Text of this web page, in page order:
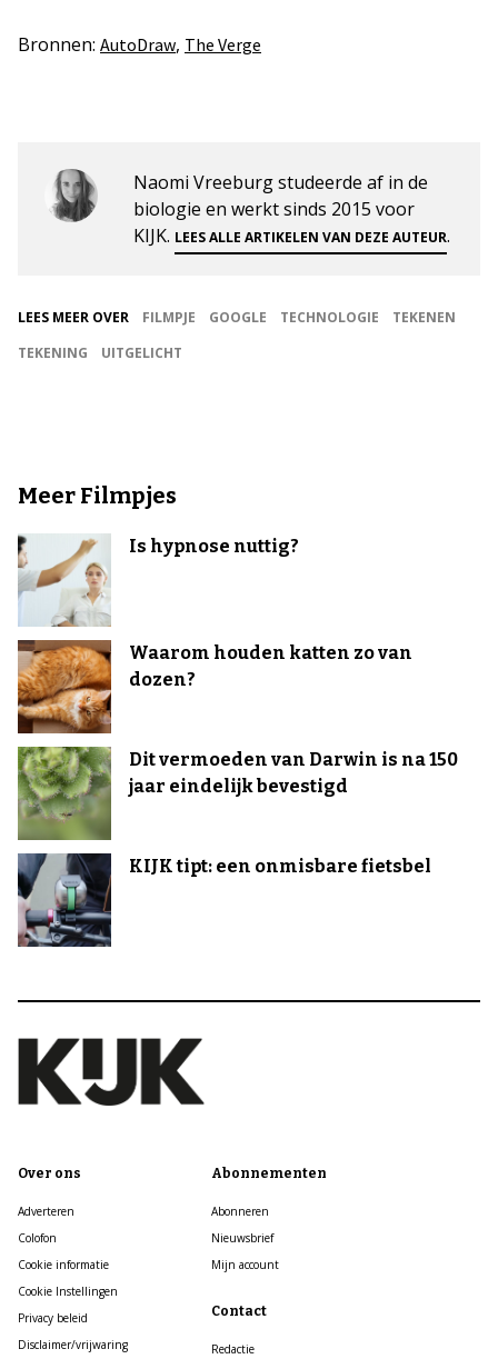
Bronnen: AutoDraw, The Verge
Naomi Vreeburg studeerde af in de
biologie en werkt sinds 2015 voor
KIJK. LEES ALLE ARTIKELEN VAN DEZE AUTEUR.
LEES MEER OVER FILMPJE GOOGLE TECHNOLOGIE
TEKENEN
TEKENING
UITGELICHT
Meer Filmpjes
Is hypnose nuttig?
Waarom houden katten zo van
dozen?
Dit vermoeden van Darwin is na 150
jaar eindelijk bevestigd
KIJK tipt: een onmisbare fietsbel
Over ons
Adverteren
Colofon
Cookie informatie
Cookie Instellingen
Privacy beleid
Disclaimer/vrijwaring
Abonnementen
Abonneren
Nieuwsbrief
Mijn account
Contact
Redactie